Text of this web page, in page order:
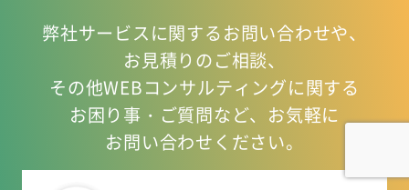
弊社サービスに関するお問い合わせや、
お見積りのご相談、
その他WEBコンサルティングに関する
お困り事 ・ご質問など、お気軽に
お問い合わせください。